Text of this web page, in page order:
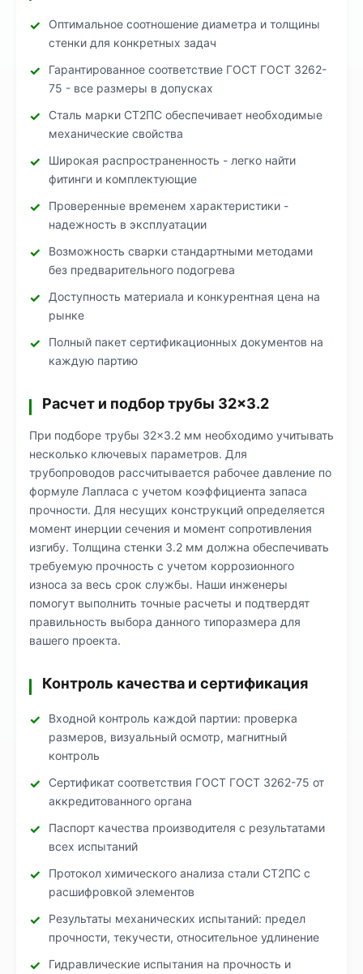
Оптимальное соотношение диаметра и толщины
стенки для конкретных задач
Гарантированное соответствие ГОСТ ГОСТ 3262-
75 - все размеры в допусках
Сталь марки СТ2ПС обеспечивает необходимые
механические свойства
Широкая распространенность - легко найти
фитинги и комплектующие
Проверенные временем характеристики -
надежность в эксплуатации
Возможность сварки стандартными методами
без предварительного подогрева
Доступность материала и конкурентная цена на
рынке
Полный пакет сертификационных документов на
каждую партию
Расчет и подбор трубы 32×3.2
При подборе трубы 32×3.2 мм необходимо учитывать
несколько ключевых параметров. Для
трубопроводов рассчитывается рабочее давление по
формуле Лапласа с учетом коэффициента запаса
прочности. Для несущих конструкций определяется
момент инерции сечения и момент сопротивления
изгибу. Толщина стенки 3.2 мм должна обеспечивать
требуемую прочность с учетом коррозионного
износа за весь срок службы. Наши инженеры
помогут выполнить точные расчеты и подтвердят
правильность выбора данного типоразмера для
вашего проекта.
Контроль качества и сертификация
Входной контроль каждой партии: проверка
размеров, визуальный осмотр, магнитный
контроль
Сертификат соответствия ГОСТ ГОСТ 3262-75 от
аккредитованного органа
Паспорт качества производителя с результатами
всех испытаний
Протокол химического анализа стали СТ2ПС с
расшифровкой элементов
Результаты механических испытаний: предел
прочности, текучести, относительное удлинение
Гидравлические испытания на прочность и